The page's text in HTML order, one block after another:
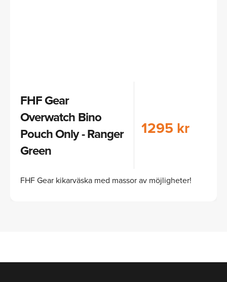
FHF Gear
Overwatch Bino
Pouch Only - Ranger
Green
1295 kr
FHF Gear kikarväska med massor av möjligheter!